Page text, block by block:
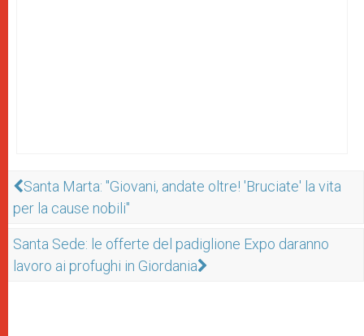
Santa Marta: "Giovani, andate oltre! 'Bruciate' la vita
per la cause nobili"
Santa Sede: le offerte del padiglione Expo daranno
lavoro ai profughi in Giordania